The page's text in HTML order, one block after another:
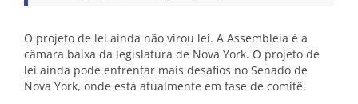
O projeto de lei ainda não virou lei. A Assembleia é a
câmara baixa da legislatura de Nova York. O projeto de
lei ainda pode enfrentar mais desafios no Senado de
Nova York, onde está atualmente em fase de comitê.